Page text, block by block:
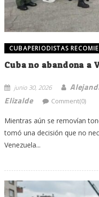
CUBAPERIODISTAS
Cuba no abandona a
junio 30, 2026
Elizalde
Comment(0)
Mientras aún se removían
tomó una decisión que no
Venezuela...